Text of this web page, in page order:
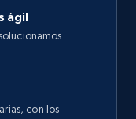
ágil
con los